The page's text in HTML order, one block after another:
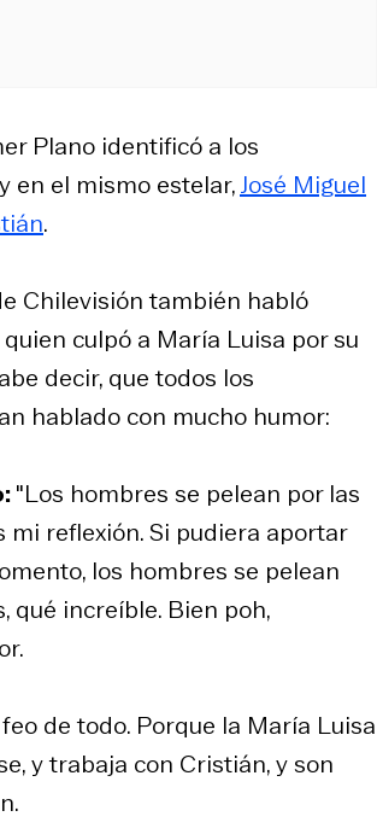
Plano identificó a los
en el mismo estelar,José Miguel
.
Chilevisión también habló
culpó a María Luisa por su
decir, que todos los
hablado con mucho humor:
"Los hombres se pelean por las
mi reflexión. Si pudiera aportar
los hombres se pelean
qué increíble. Bien poh,
de todo. Porque la María Luisa
y trabaja con Cristián, y son